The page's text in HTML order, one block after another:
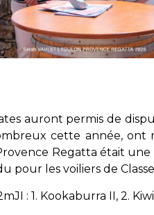
auront permis de
cette année, ont
Regatta était
pour les voiliers de Classe
: 1. Kookaburra II, 2.